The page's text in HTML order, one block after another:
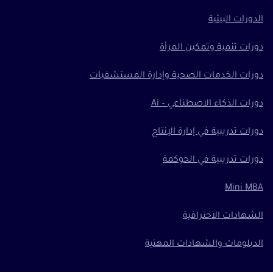
الدورات البيئية
دورات تنمية وتمكين المرأة
دورات الخدمات الصحية وإدارة المستشفيات
دورات الذكاء الاصطناعي – Ai
دورات تدريبية في إدارة الإنتاج
دورات تدريبية في الحوكمة
Mini MBA
الشهادات الاحترافية
الدبلومات والشهادات المهنية